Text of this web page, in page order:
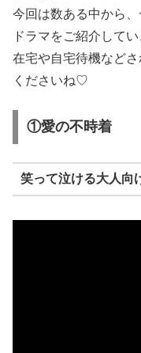
今回は数ある中から
ドラマをご紹介してい
在宅や自宅待機など
くださいね♡
①愛の不時着
笑って泣ける大人向